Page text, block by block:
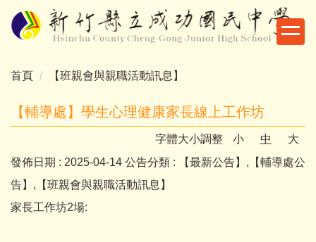
跳
到
內
首頁 【班親會與親職活動訊息】
【輔導處】學生心理健康家長線上工作坊
字體大小調整 小 中
大
發佈日期 : 2025-04-14 公告分類 :
【最新公告】,【輔導處公
告】,【班親會與親職活動訊息】
家長工作坊2場: